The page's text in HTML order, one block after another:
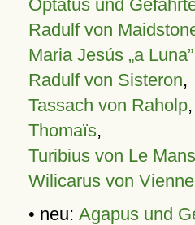
Optatus und
Radulf von
Maria Jesús „a Luna”
Radulf von Sisteron,
Tassach von Raholp,
Thomaïs,
Turibius von Le Mans
Wilicarus von Vienne
• neu: Agapus und